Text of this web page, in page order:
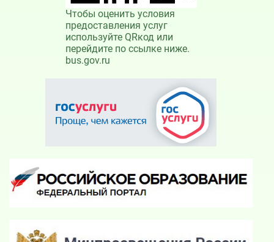
Чтобы оценить условия
предоставления услуг
используйте QRкод или
перейдите по ссылке ниже.
bus.gov.ru